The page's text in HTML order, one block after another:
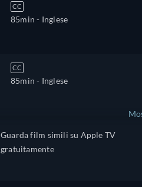
CC
85min - Inglese
CC
85min - Inglese
Guarda film simili su Apple TV
gratuitamente